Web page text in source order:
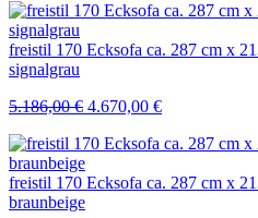
war:
ist:
freistil 170 Ecksofa ca. 287 cm x
signalgrau
5.186,00€ Ursprünglicher
war:
4.670,00 €Aktueller
ist:
freistil 170 Ecksofa ca. 287 cm x
braunbeige